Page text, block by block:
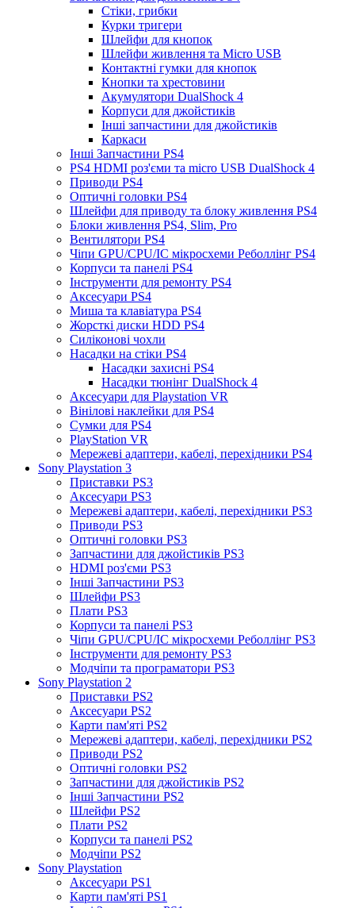
Стіки, грибки
Курки тригери
Шлейфи для кнопок
Шлейфи живлення та Micro USB
Контактні гумки для кнопок
Кнопки та хрестовини
Акумулятори DualShock 4
Корпуси для джойстиків
Інші запчастини для джойстиків
Каркаси
Інші Запчастини PS4
PS4 HDMI роз'єми та micro USB DualShock 4
Приводи PS4
Оптичні головки PS4
Шлейфи для приводу та блоку живлення PS4
Блоки живлення PS4, Slim, Pro
Вентилятори PS4
Чіпи GPU/CPU/IC мікросхеми Реболлінг PS4
Корпуси та панелі PS4
Інструменти для ремонту PS4
Аксесуари PS4
Миша та клавіатура PS4
Жорсткі диски HDD PS4
Силіконові чохли
Насадки на стіки PS4
Насадки захисні PS4
Насадки тюнінг DualShock 4
Аксесуари для Playstation VR
Вінілові наклейки для PS4
Сумки для PS4
PlayStation VR
Мережеві адаптери, кабелі, перехідники PS4
Sony Playstation 3
Приставки PS3
Аксесуари PS3
Мережеві адаптери, кабелі, перехідники PS3
Приводи PS3
Оптичні головки PS3
Запчастини для джойстиків PS3
HDMI роз'єми PS3
Інші Запчастини PS3
Шлейфи PS3
Плати PS3
Корпуси та панелі PS3
Чіпи GPU/CPU/IC мікросхеми Реболлінг PS3
Інструменти для ремонту PS3
Модчіпи та програматори PS3
Sony Playstation 2
Приставки PS2
Аксесуари PS2
Карти пам'яті PS2
Мережеві адаптери, кабелі, перехідники PS2
Приводи PS2
Оптичні головки PS2
Запчастини для джойстиків PS2
Інші Запчастини PS2
Шлейфи PS2
Плати PS2
Корпуси та панелі PS2
Модчіпи PS2
Sony Playstation
Аксесуари PS1
Карти пам'яті PS1